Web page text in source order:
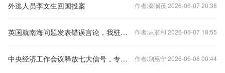
外逃人员李文生回国投案 作者:秦澜茂 2026-06-07 20:38
英国就南海问题发表错误言论，我驻英使馆：提出严正交涉 作者:从茗和 2026-06-07 18:55
中央经济工作会议释放七大信号，专家火线解读 作者:别惠宁 2026-06-08 00:44